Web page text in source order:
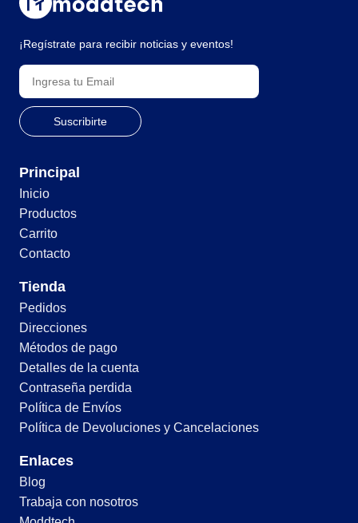
¡Regístrate para recibir noticias y eventos!
Principal
Inicio
Productos
Carrito
Contacto
Tienda
Pedidos
Direcciones
Métodos de pago
Detalles de la cuenta
Contraseña perdida
Política de Envíos
Política de Devoluciones y Cancelaciones
Enlaces
Blog
Trabaja con nosotros